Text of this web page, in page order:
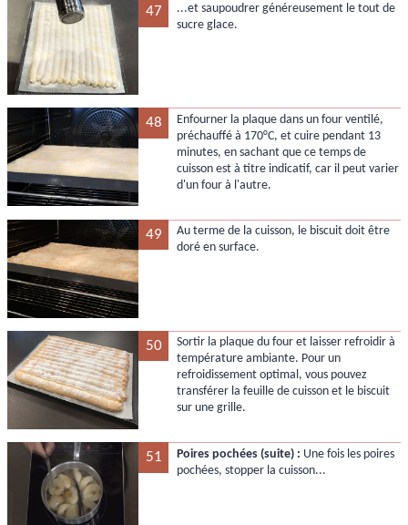
47
...et saupoudrer généreusement le tout de
sucre glace.
48
Enfourner la plaque dans un four ventilé,
préchauffé à 170°C, et cuire pendant 13
minutes, en sachant que ce temps de
cuisson est à titre indicatif, car il peut varier
d'un four à l'autre.
49
Au terme de la cuisson, le biscuit doit être
doré en surface.
50
Sortir la plaque du four et laisser refroidir à
température ambiante. Pour un
refroidissement optimal, vous pouvez
transférer la feuille de cuisson et le biscuit
sur une grille.
51 Poires pochées (suite) : Une fois les poires
pochées, stopper la cuisson...